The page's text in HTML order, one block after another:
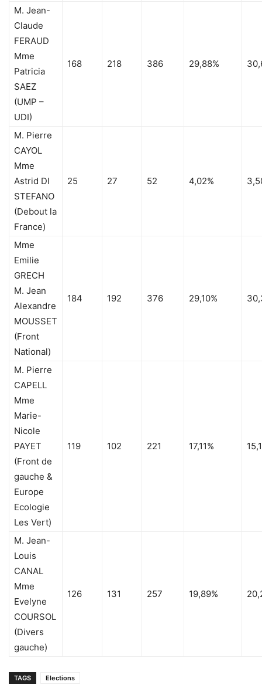
M. Jean-
Claude
FERAUD
Mme
Patricia
SAEZ
(UMP –
UDI)
168 218 386 29,88%
M. Pierre
CAYOL
Mme
Astrid DI
STEFANO
(Debout la
France)
25 27 52 4,02%
Mme
Emilie
GRECH
M. Jean
Alexandre
MOUSSET
(Front
National)
184 192 376 29,10%
M. Pierre
CAPELL
Mme
Marie-
Nicole
PAYET
(Front de
gauche &
Europe
Ecologie
Les Vert)
119 102 221 17,11%
M. Jean-
Louis
CANAL
Mme
Evelyne
COURSOL
(Divers
gauche)
126 131 257 19,89%
TAGS Elections